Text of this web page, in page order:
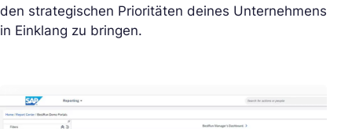
den strategischen Prioritäten deines Unternehmens
in Einklang zu bringen.